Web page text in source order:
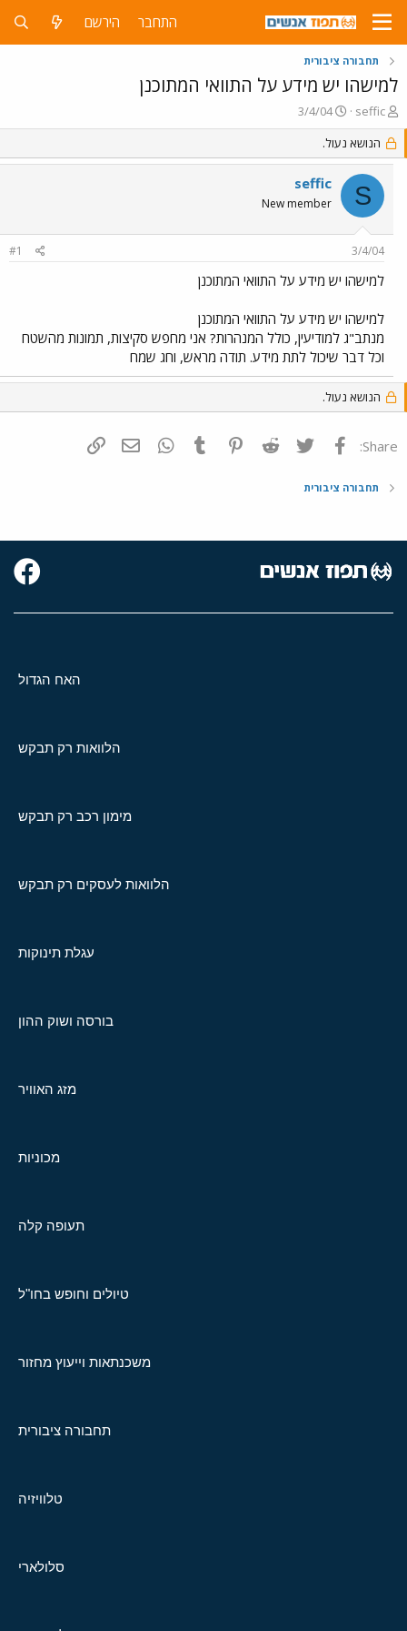
התחבר הירשם
תחבורה ציבורית
למישהו יש מידע על התוואי המתוכנן
פ
ו
ת
ח
נ
seffic
פ
ו
ר
ס
ב
ת
ך
3/4/04
הנושא נעול.
S
seffic
New member
3/4/04
#1
למישהו יש מידע על התוואי המתוכנן
למישהו יש מידע על התוואי המתוכנן
מנתב"ג למודיעין, כולל המנהרות? אני מחפש סקיצות, תמונות מהשטח
וכל דבר שיכול לתת מידע. תודה מראש, וחג שמח
הנושא נעול.
Share: פייסבוק Twitter
Reddit
Pinterest
Tumblr
WhatsAppדואר אלקטרוני
תחבורה ציבורית
האח הגדול
הלוואות רק תבקש
מימון רכב רק תבקש
הלוואות לעסקים רק תבקש
עגלת תינוקות
בורסה ושוק ההון
מזג האוויר
מכוניות
תעופה קלה
טיולים וחופש בחו"ל
משכנתאות וייעוץ מחזור
תחבורה ציבורית
טלוויזיה
סלולארי